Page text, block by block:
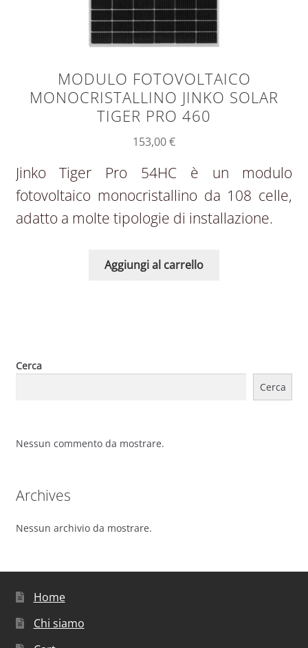
MODULO FOTOVOLTAICO
MONOCRISTALLINO JINKO SOLAR
TIGER PRO 460
153,00€
Jinko Tiger Pro 54HC è un modulo
fotovoltaico monocristallino da 108 celle,
adatto a molte tipologie di installazione.
Aggiungi al carrello
Cerca
Cerca
Nessun commento da mostrare.
Archives
Nessun archivio da mostrare.
Home
Chi siamo